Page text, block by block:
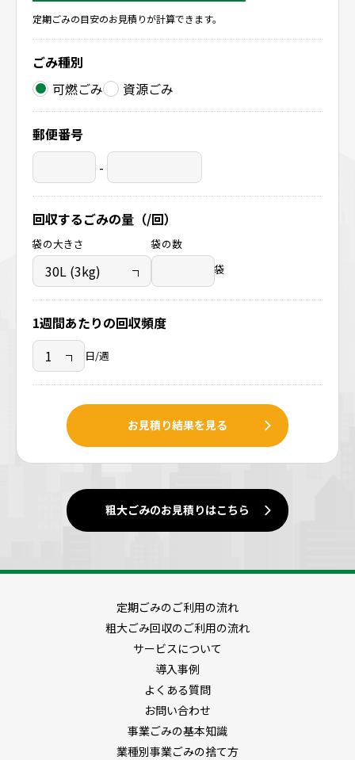
定期ごみの目安のお見積りが計算できます。
ごみ種別
可燃ごみ
資源ごみ
郵便番号
-
回収するごみの量（/回）
袋の大きさ
袋の数
袋
1週間あたりの回収頻度
日/週
お見積り結果を見る
粗大ごみのお見積りはこちら
定期ごみのご利用の流れ
粗大ごみ回収のご利用の流れ
サービスについて
導入事例
よくある質問
お問い合わせ
事業ごみの基本知識
業種別事業ごみの捨て方